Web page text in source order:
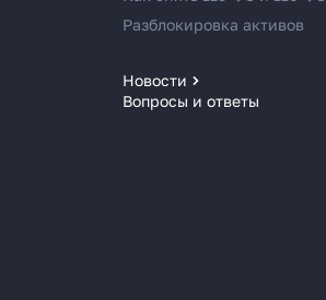
Разблокировка активов
Новости
Новости MoneyPort
Вопросы и ответы